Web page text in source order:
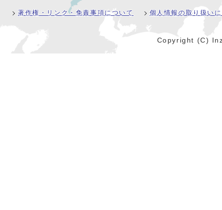
著作権・リンク・免責事項について 個人情報の取り扱い
Copyright (C)